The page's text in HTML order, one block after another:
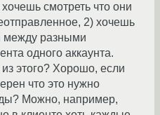
смотреть что они
2) хочешь
между разными
одного аккаунта.
этого? Хорошо, если
что это нужно
Можно, например,